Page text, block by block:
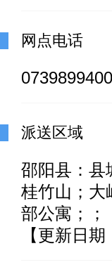
网点电话
派送区域
邵阳县：县
桂竹山；大
部公寓；；
【更新日